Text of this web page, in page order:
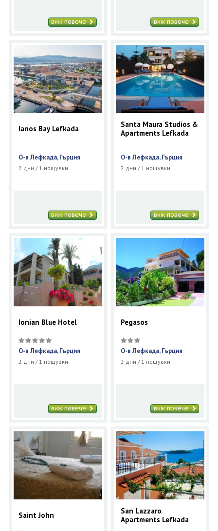
виж повече виж повече
Ianos Bay Lefkada
О-в Лефкада, Гърция
2 дни / 1 нощувки
виж повече
Santa Maura Studios &
Apartments Lefkada
О-в Лефкада, Гърция
2 дни / 1 нощувки
виж повече
Ionian Blue Hotel
О-в Лефкада, Гърция
2 дни / 1 нощувки
виж повече
Pegasos
О-в Лефкада, Гърция
2 дни / 1 нощувки
виж повече
Saint John
San Lazzaro
Apartments Lefkada